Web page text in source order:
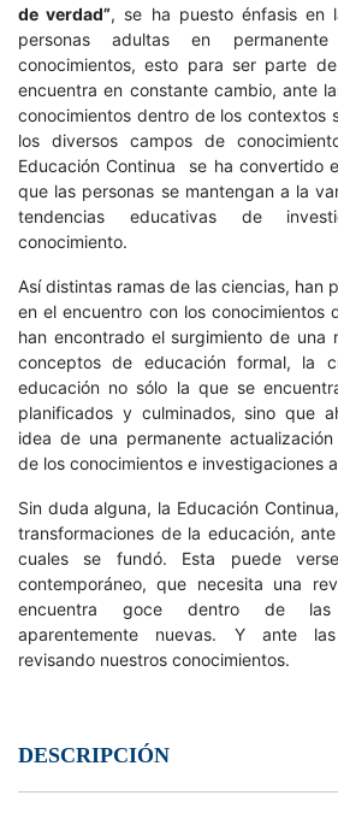
de verdad”, se ha puesto énfasis en
personas adultas en
conocimientos, esto para ser parte
encuentra en constante cambio, ante
conocimientos dentro de los contextos
los diversos campos de
Educación Continua se ha convertido
que las personas se mantengan a la
tendencias educativas de
conocimiento.
Así distintas ramas de las ciencias, han
en el encuentro con los conocimientos
han encontrado el surgimiento de una
conceptos de educación formal, la
educación no sólo la que se
planificados y culminados, sino que
idea de una permanente
de los conocimientos e investigaciones
Sin duda alguna, la Educación
transformaciones de la educación,
cuales se fundó. Esta puede
contemporáneo, que necesita una
encuentra goce dentro de las
aparentemente nuevas. Y ante
revisando nuestros conocimientos.
DESCRIPCIÓN